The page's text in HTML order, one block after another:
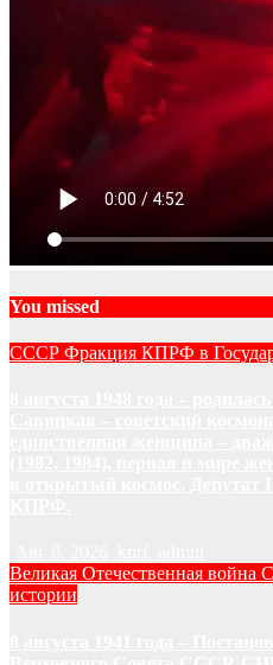
You missed
СССР Фракция КПРФ в
Великая Отечественная война
истории